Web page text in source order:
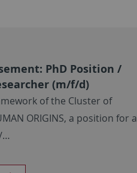
PhD Position /
(m/f/d)
of the Cluster of
ORIGINS, a position for a
…